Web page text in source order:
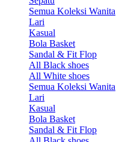
Semua Koleksi Wanita
Lari
Kasual
Bola Basket
Sandal & Fit Flop
All Black shoes
All White shoes
Semua Koleksi Wanita
Lari
Kasual
Bola Basket
Sandal & Fit Flop